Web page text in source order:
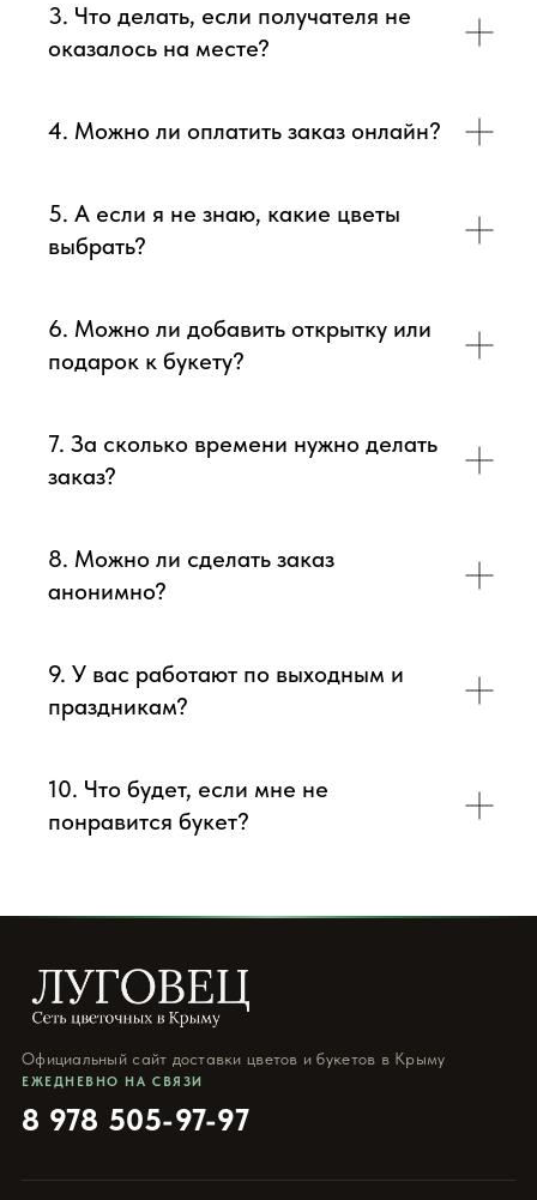
3. Что делать, если получателя не
оказалось на месте?
4. Можно ли оплатить заказ онлайн?
5. А если я не знаю, какие цветы
выбрать?
6. Можно ли добавить открытку или
подарок к букету?
7. За сколько времени нужно делать
заказ?
8. Можно ли сделать заказ
анонимно?
9. У вас работают по выходным и
праздникам?
10. Что будет, если мне не
понравится букет?
Официальный сайт доставки цветов и букетов в Крыму
ЕЖЕДНЕВНО НА СВЯЗИ
8 978 505-97-97